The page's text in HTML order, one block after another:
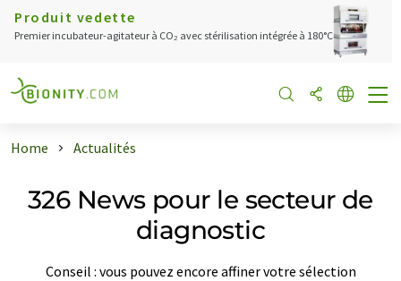
Produit vedette
Premier incubateur-agitateur à CO₂ avec stérilisation intégrée à 180°C
Home Actualités
326 News pour le secteur de
diagnostic
Conseil : vous pouvez encore affiner votre sélection